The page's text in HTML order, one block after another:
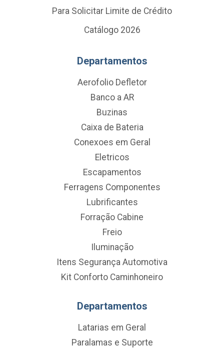
Para Solicitar Limite de Crédito
Catálogo 2026
Departamentos
Aerofolio Defletor
Banco a AR
Buzinas
Caixa de Bateria
Conexoes em Geral
Eletricos
Escapamentos
Ferragens Componentes
Lubrificantes
Forração Cabine
Freio
Iluminação
Itens Segurança Automotiva
Kit Conforto Caminhoneiro
Departamentos
Latarias em Geral
Paralamas e Suporte